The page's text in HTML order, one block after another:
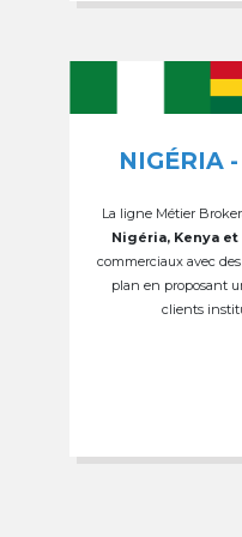
NIGÉRIA
La ligne Métier
Nigéria, Kenya et
commerciaux avec
plan en proposant
clients